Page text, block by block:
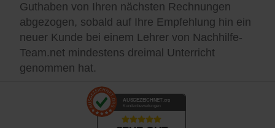
Guthaben von Ihren nächsten Rechnungen
abgezogen, sobald auf Ihre Empfehlung hin ein
neuer Kunde bei einem Lehrer von Nachhilfe-
Team.net mindestens dreimal Unterricht
genommen hat.
AUSGEZEICHNET .org
Kundenbewertungen